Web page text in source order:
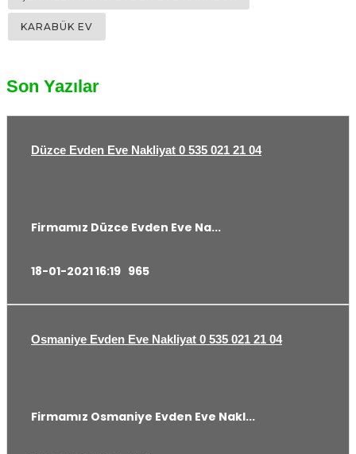
Son Yazılar
Düzce Evden Eve Nakliyat 0 535 021 21 04
Firmamız Düzce Evden Eve Na...
18-01-2021 16:19 965
Osmaniye Evden Eve Nakliyat 0 535 021 21 04
Firmamız Osmaniye Evden Eve Nakl...